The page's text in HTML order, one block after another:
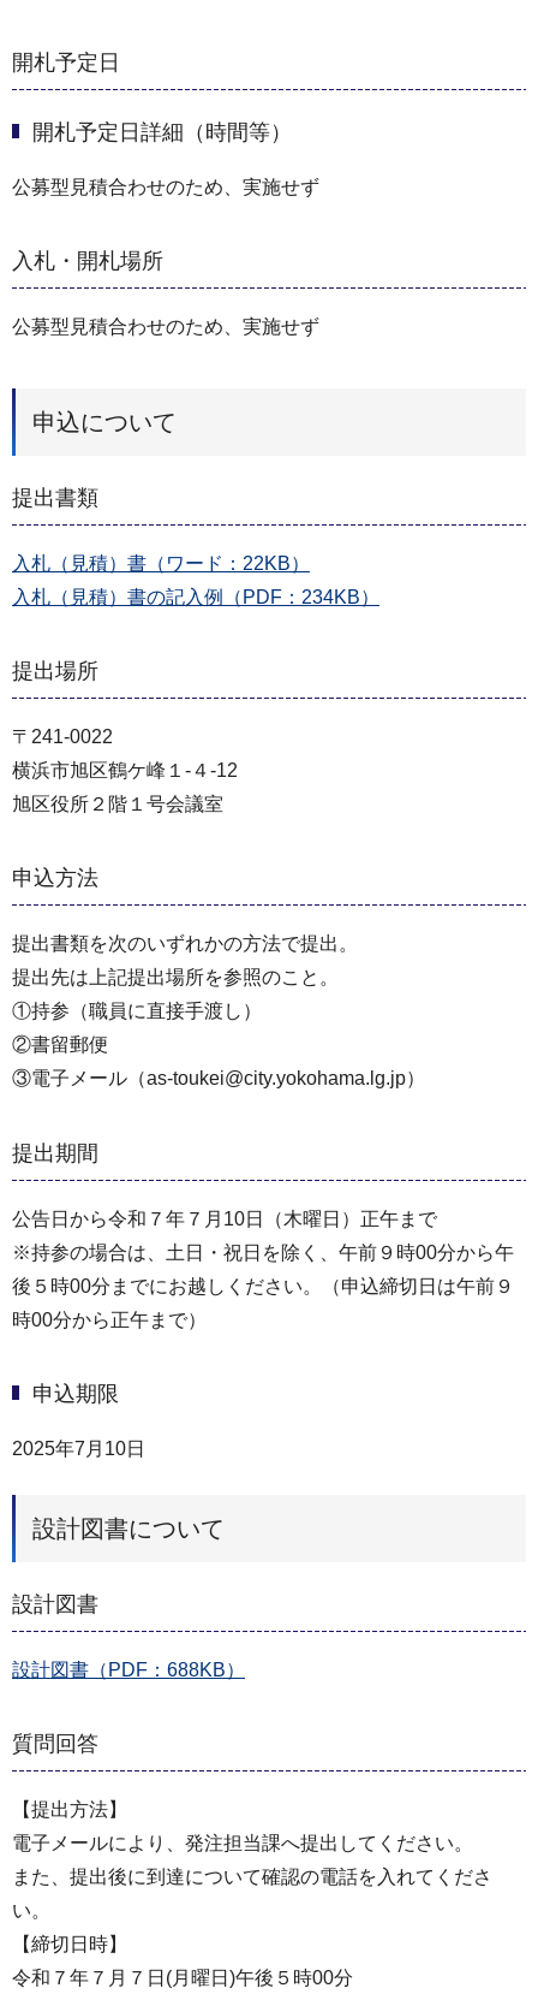
開札予定日
開札予定日詳細（時間等）
公募型見積合わせのため、実施せず
入札・開札場所
公募型見積合わせのため、実施せず
申込について
提出書類
入札（見積）書（ワード：22KB）
入札（見積）書の記入例（PDF：234KB）
提出場所
〒241-0022
横浜市旭区鶴ケ峰１-４-12
旭区役所２階１号会議室
申込方法
提出書類を次のいずれかの方法で提出。
提出先は上記提出場所を参照のこと。
①持参（職員に直接手渡し）
②書留郵便
③電子メール（as-toukei@city.yokohama.lg.jp）
提出期間
公告日から令和７年７月10日（木曜日）正午まで
※持参の場合は、土日・祝日を除く、午前９時00分から午
後５時00分までにお越しください。（申込締切日は午前９
時00分から正午まで）
申込期限
2025年7月10日
設計図書について
設計図書
設計図書（PDF：688KB）
質問回答
【提出方法】
電子メールにより、発注担当課へ提出してください。
また、提出後に到達について確認の電話を入れてくださ
い。
【締切日時】
令和７年７月７日(月曜日)午後５時00分